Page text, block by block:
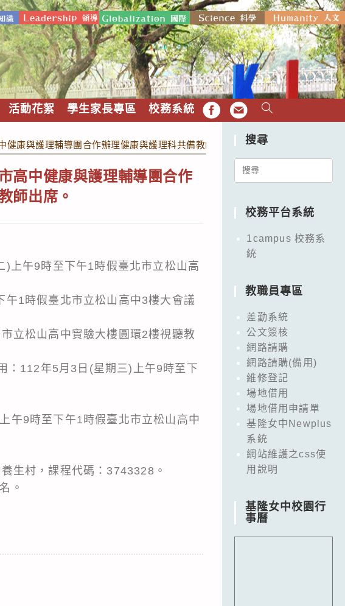
活動花絮 學生家長專區 校務系統 FB EMAIL
健康與護理輔導團合作辦理健康與護理科共備教師研習，敬請健康與護理教師出
高中健康與護理輔導團合作
師出席。
上午9時至下午1時假臺北市立松山高
1時假臺北市立松山高中3樓大會議
立松山高中實驗大樓圓環2樓視聽教
：112年5月3日(星期三)上午9時至下
午9時至下午1時假臺北市立松山高中
養生村，課程代碼：3743328。
。
搜尋
Search
校務平台系統
1campus 校務系
統
教職員專區
差勤系統
公文簽核
網路請購
網路請購(備用)
維修登記
場地借用
場地借用申請單
基隆女中Newplus
系統
網站維護之css使
用說明
基隆女中校園行
事曆